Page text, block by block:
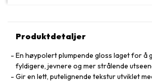
Produktdetaljer
En høypolert plumpende gloss laget for å
fyldigere, jevnere og mer strålende
Gir en lett, putelignende tekstur utviklet